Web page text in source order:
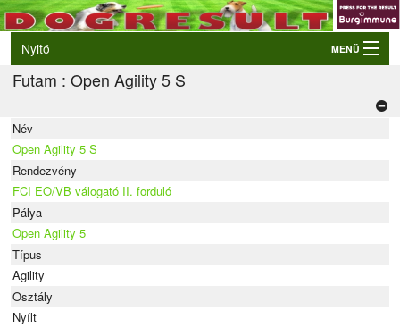
Nyitó MENÜ
Belépés
Élő eredmények
Kutyák
Tulajdonosok/Felvezetők
Futam : Open Agility 5 S
Név
Open Agility 5 S
Rendezvény
FCI EO/VB válogató II. forduló
Pálya
Open Agility 5
Típus
Agility
Osztály
Nyílt